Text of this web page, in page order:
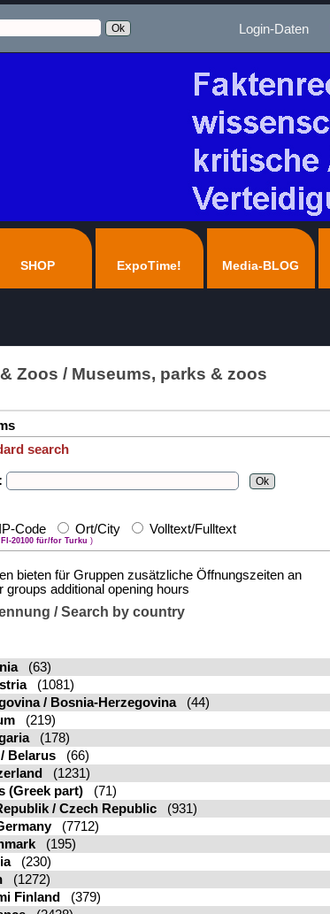
Login-Daten
SHOP ExpoTime! Media-BLOG
Zoos / Museums, parks & zoos
search
Code Ort/City Volltext/Fulltext
20100 für/for Turku )
bieten für Gruppen zusätzliche Öffnungszeiten an
groups additional opening hours
/ Search by country
(63)
(1081)
/ Bosnia-Herzegovina(44)
(219)
(178)
Belarus(66)
(1231)
(Greek part)(71)
/ Czech Republic(931)
(7712)
(195)
(230)
(1272)
Finland
(379)